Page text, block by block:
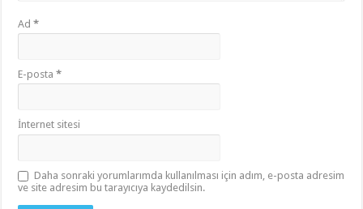
Ad*
E-posta*
İnternet sitesi
Daha sonraki yorumlarımda kullanılması için adım, e-posta adresim
ve site adresim bu tarayıcıya kaydedilsin.